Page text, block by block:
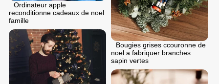
Ordinateur apple
reconditionne cadeaux de noel
famille
Bougies grises ccouronne de
noel a fabriquer branches
sapin vertes